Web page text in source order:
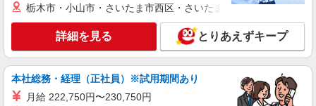
栃木市・小山市・さいたま市西区・さいたま市岩槻区・久喜市・
詳細を見る とりあえずキープ
本社総務・経理（正社員）※試用期間あり
月給 222,750円〜230,750円